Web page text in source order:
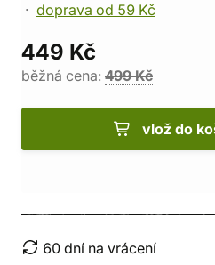
doprava od 59 Kč
449 Kč
běžná cena: 499 Kč
vlož do
60 dní na vrácení